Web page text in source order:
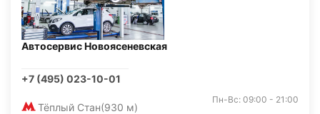
Автосервис Новоясеневская
+7 (495) 023-10-01
Тёплый Стан(930 м)
Пн-Вс: 09:00 - 21:00